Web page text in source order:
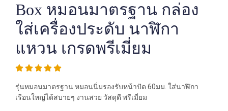
Box หมอนมาตรฐาน กล่อง
ใส่เครื่องประดับ นาฬิกา
แหวน เกรดพรีเมี่ยม
รุ่นหมอนมาตรฐาน หมอนนิ่มรองรับหน้าปัด 60มม. ใส่นาฬิกา
เรือนใหญ่ได้สบายๆ งานสวย วัสดุดี พรีเมี่ยม